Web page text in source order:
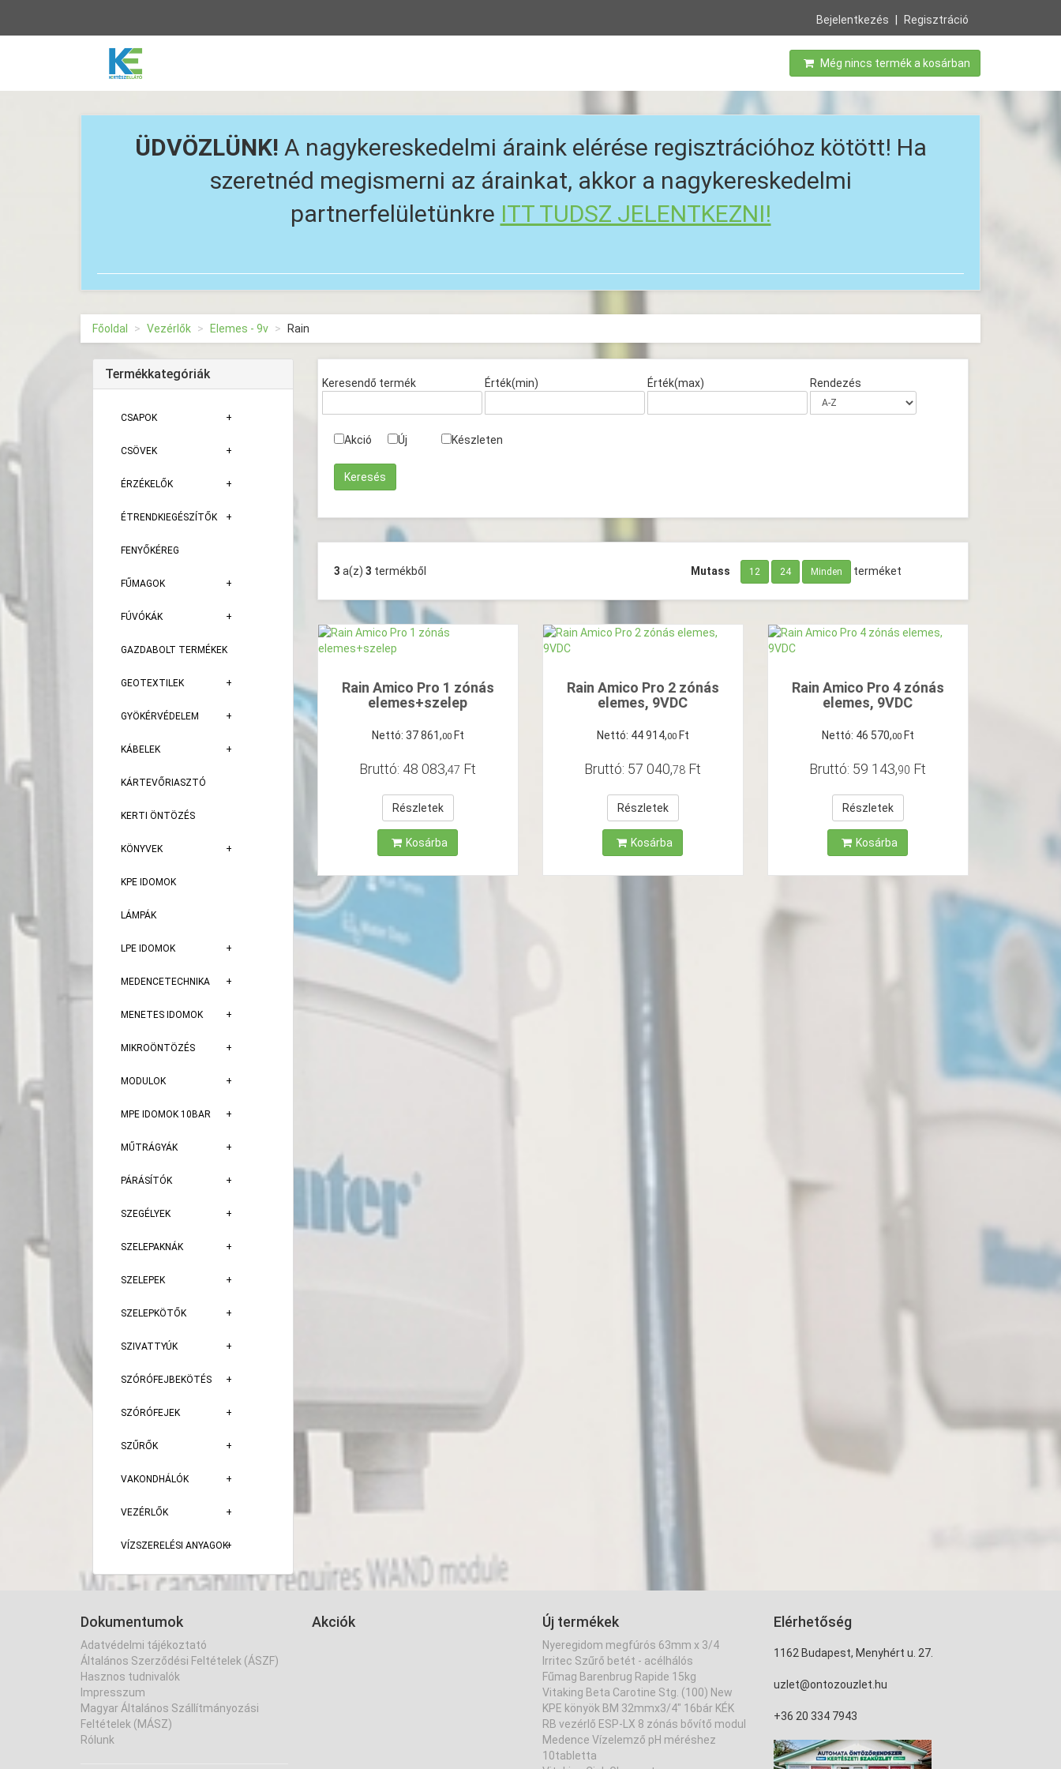
Bejelentkezés Regisztráció
Vissza
Még nincs termék a kosárban
ÜDVÖZLÜNK! A nagykereskedelmi áraink elérése regisztrációhoz kötött! Ha
szeretnéd megismerni az árainkat, akkor a nagykereskedelmi
partnerfelületünkre ITT TUDSZ JELENTKEZNI!
Főoldal Vezérlők Elemes - 9v Rain
Termékkategóriák
CSAPOK
CSÖVEK
ÉRZÉKELŐK
ÉTRENDKIEGÉSZÍTŐK
FENYŐKÉREG
FŰMAGOK
FÚVÓKÁK
GAZDABOLT TERMÉKEK
GEOTEXTILEK
GYÖKÉRVÉDELEM
KÁBELEK
KÁRTEVŐRIASZTÓ
KERTI ÖNTÖZÉS
KÖNYVEK
KPE IDOMOK
LÁMPÁK
LPE IDOMOK
MEDENCETECHNIKA
MENETES IDOMOK
MIKROÖNTÖZÉS
MODULOK
MPE IDOMOK 10BAR
MŰTRÁGYÁK
PÁRÁSÍTÓK
SZEGÉLYEK
SZELEPAKNÁK
SZELEPEK
SZELEPKÖTŐK
SZIVATTYÚK
SZÓRÓFEJBEKÖTÉS
SZÓRÓFEJEK
SZŰRŐK
VAKONDHÁLÓK
VEZÉRLŐK
VÍZSZERELÉSI ANYAGOK
Keresendő termék Érték(min) Érték(max) Rendezés
Akció Új Készleten
3 a(z) 3 termékből Mutass 12 24 Minden terméket
Rain Amico Pro 1 zónás
elemes+szelep
Nettó: 37861,00 Ft
Bruttó: 48 083,47 Ft
Részletek
Kosárba
Rain Amico Pro 2 zónás
elemes, 9VDC
Nettó: 44914,00 Ft
Bruttó: 57 040,78 Ft
Részletek
Kosárba
Rain Amico Pro 4 zónás
elemes, 9VDC
Nettó: 46 570,00 Ft
Bruttó: 59 143,90 Ft
Részletek
Kosárba
Dokumentumok
Adatvédelmi tájékoztató
Általános Szerződési Feltételek (ÁSZF)
Hasznos tudnivalók
Impresszum
Magyar Általános Szállítmányozási
Feltételek (MÁSZ)
Rólunk
Akciók Új termékek
Nyeregidom megfúrós 63mm x 3/4
Irritec Szűrő betét - acélhálós
Fűmag Barenbrug Rapide 15kg
Vitaking Beta Carotine Stg. (100) New
KPE könyök BM 32mmx3/4" 16bár KÉK
RB vezérlő ESP-LX 8 zónás bővítő modul
Medence Vízelemző pH méréshez
10tabletta
Elérhetőség
1162 Budapest, Menyhért u. 27.
uzlet@ontozouzlet.hu
+36 20 334 7943